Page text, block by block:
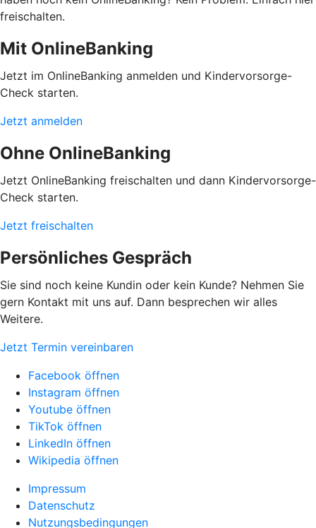
freischalten.
Mit OnlineBanking
Jetzt im OnlineBanking anmelden und Kindervorsorge-
Check starten.
Jetzt anmelden
Ohne OnlineBanking
Jetzt OnlineBanking freischalten und dann Kindervorsorge-
Check starten.
Jetzt freischalten
Persönliches Gespräch
Sie sind noch keine Kundin oder kein Kunde? Nehmen Sie
gern Kontakt mit uns auf. Dann besprechen wir alles
Weitere.
Jetzt Termin vereinbaren
Facebook öffnen
Instagram öffnen
Youtube öffnen
TikTok öffnen
LinkedIn öffnen
Wikipedia öffnen
Impressum
Datenschutz
Nutzungsbedingungen